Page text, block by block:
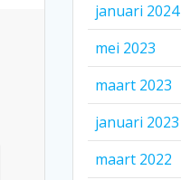
januari 2024
mei 2023
maart 2023
januari 2023
maart 2022